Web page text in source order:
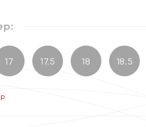
17 17.5 18 18.5